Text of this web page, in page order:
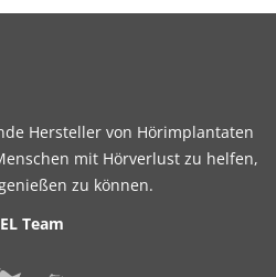
Hersteller von Hörimplantaten
mit Hörverlust zu helfen,
zu können.
Team